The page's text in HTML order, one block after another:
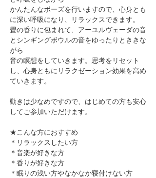
かんたんなポーズを行いますので、心身とも
に深い呼吸になり、リラックスできます。​
畳の香りに包まれて、アーユルヴェーダの音
とシンギングボウルの音をゆったりとききな
がら
音の瞑想をしていきます。思考をリセット
し、心身ともにリラクゼーション効果を高め
ていきます。​
​​動きは少なめですので、はじめての方も安心
してご参加いただけます。
★こんな方におすすめ
＊リラックスしたい方
＊音楽が好きな方
​＊香りが好きな方
＊眠りの浅い方やなかなか寝付けない方